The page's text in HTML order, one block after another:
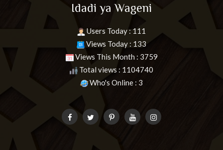
Idadi ya Wageni
Users Today : 111
Views Today : 133
Views This Month : 3759
Total views : 1104740
Who's Online : 3